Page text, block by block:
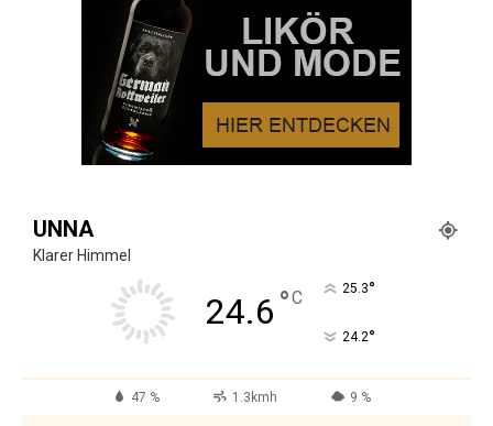
UNNA
Klarer Himmel
24.6 °C 25.3°
24.2°
47 % 1.3kmh 9 %